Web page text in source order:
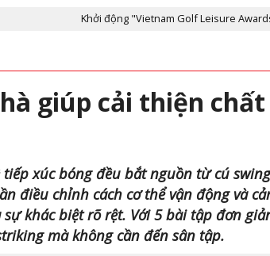
Khởi động "Vietnam Golf Leisure Awards & AGIF
giúp cải thiện
xúc bóng đều bắt nguồn từ cú
điều chỉnh cách cơ thể vận động và
sự khác biệt rõ rệt. Với 5 bài tập đơn
mà không cần đến sân tập.